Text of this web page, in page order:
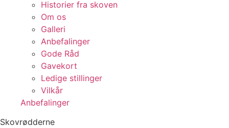
Historier fra skoven
Om os
Galleri
Anbefalinger
Gode Råd
Gavekort
Ledige stillinger
Vilkår
Anbefalinger
Skovrødderne